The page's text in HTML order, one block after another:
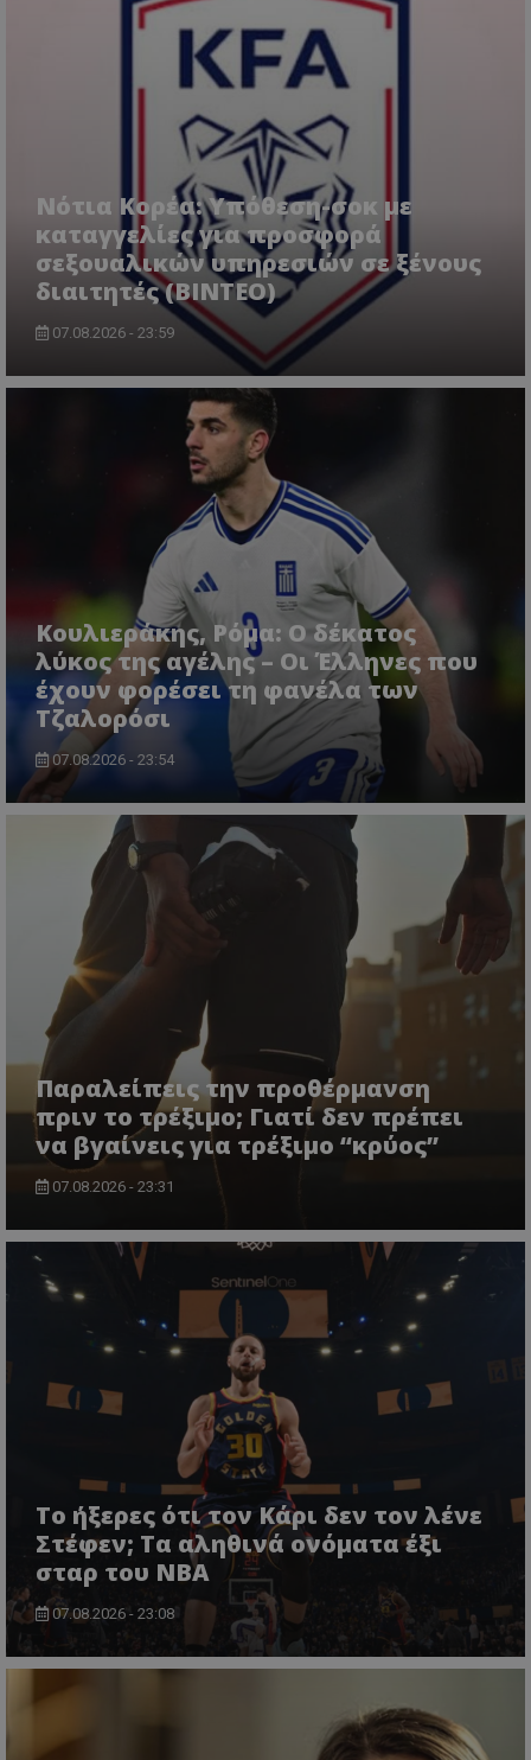
Νότια Κορέα: Υπόθεση-σοκ με
καταγγελίες για προσφορά
σεξουαλικών υπηρεσιών σε ξένους
διαιτητές (BINTEO)
07.08.2026 - 23:59
Κουλιεράκης, Ρόμα: Ο δέκατος
λύκος της αγέλης – Οι Έλληνες που
έχουν φορέσει τη φανέλα των
Τζαλορόσι
07.08.2026 - 23:54
Παραλείπεις την προθέρμανση
πριν το τρέξιμο; Γιατί δεν πρέπει
να βγαίνεις για τρέξιμο “κρύος”
07.08.2026 - 23:31
Το ήξερες ότι τον Κάρι δεν τον λένε
Στέφεν; Τα αληθινά ονόματα έξι
σταρ του NBA
07.08.2026 - 23:08